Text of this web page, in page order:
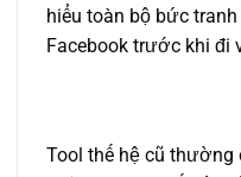
hiểu toàn bộ bức tranh
Facebook trước khi đi
Tool thế hệ cũ